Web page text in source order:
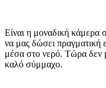
Είναι η μοναδική κάμερα
να μας δώσει πραγματική
μέσα στο νερό. Τώρα δεν
καλό σύμμαχο.